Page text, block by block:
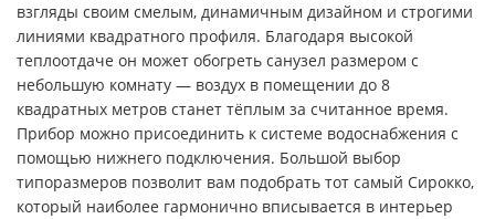
взгляды своим смелым, динамичным дизайном и строгими
линиями квадратного профиля. Благодаря высокой
теплоотдаче он может обогреть санузел размером с
небольшую комнату — воздух в помещении до 8
квадратных метров станет тёплым за считанное время.
Прибор можно присоединить к системе водоснабжения с
помощью нижнего подключения. Большой выбор
типоразмеров позволит вам подобрать тот самый Сирокко,
который наиболее гармонично вписывается в интерьер